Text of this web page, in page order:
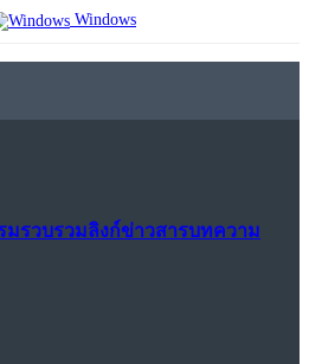
Windows
รมรวบรวมลิงก์ข่าวสารบทความ